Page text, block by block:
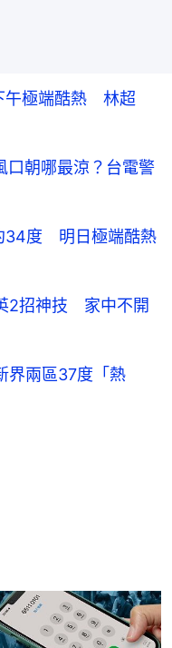
午極端酷熱 林超
朝哪最涼？台電警
34度 明日極端酷熱
2招神技 家中不開
兩區37度「熱